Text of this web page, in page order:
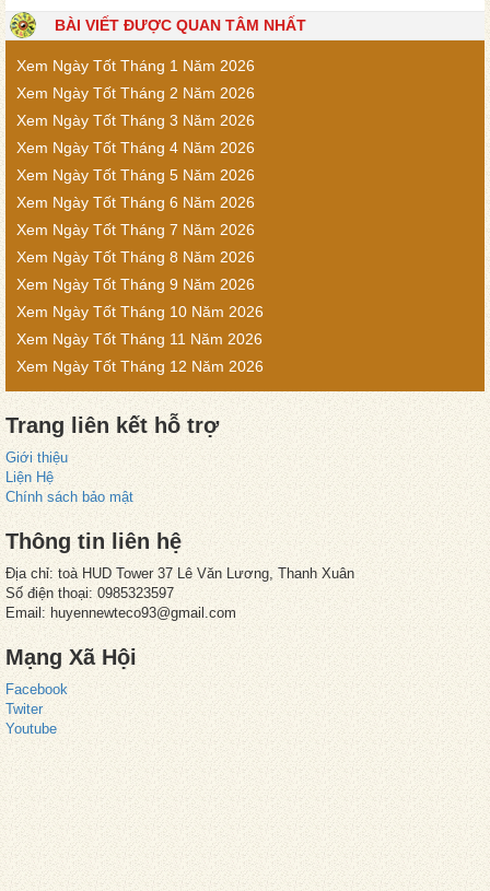
BÀI VIẾT ĐƯỢC QUAN TÂM NHẤT
Xem Ngày Tốt Tháng 1 Năm 2026
Xem Ngày Tốt Tháng 2 Năm 2026
Xem Ngày Tốt Tháng 3 Năm 2026
Xem Ngày Tốt Tháng 4 Năm 2026
Xem Ngày Tốt Tháng 5 Năm 2026
Xem Ngày Tốt Tháng 6 Năm 2026
Xem Ngày Tốt Tháng 7 Năm 2026
Xem Ngày Tốt Tháng 8 Năm 2026
Xem Ngày Tốt Tháng 9 Năm 2026
Xem Ngày Tốt Tháng 10 Năm 2026
Xem Ngày Tốt Tháng 11 Năm 2026
Xem Ngày Tốt Tháng 12 Năm 2026
Trang liên kết hỗ trợ
Giới thiệu
Liện Hệ
Chính sách bảo mật
Thông tin liên hệ
Địa chỉ: toà HUD Tower 37 Lê Văn Lương, Thanh Xuân
Số điện thoại: 0985323597
Email: huyennewteco93@gmail.com
Mạng Xã Hội
Facebook
Twiter
Youtube